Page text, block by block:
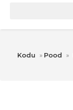
Kodu » Pood »